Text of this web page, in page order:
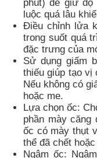
phút) để giữ độ
luộc quá lâu
Điều chỉnh lửa
trong suốt quá
đặc trưng của
Sử dụng giấm
thiếu giúp tạo vị
Nếu không có
hoặc me.
Lựa chọn ốc:
phần mày căng
ốc có mày thụt
thể đã chết
Ngâm ốc: